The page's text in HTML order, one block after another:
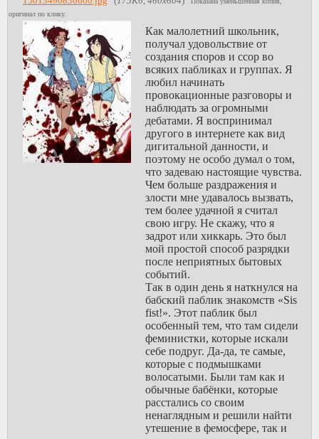
просто пишут "не
знал, что она
пишет такое про
меня, спасибо за
ссылку".
Самый мой
любимый случай
связан с пабликом
знакомств для
феминисток,
называется "Sis
fist". Пролистав
анкеты я наткнулся
на одну
интересную, где
феминистка писала
о ненависти к
своему парню, и
хотела бы найти
подругу, с которой
винца обсуждали
казусы этого
парнишки, так как
её бедную в этом
другие подруги не
поддерживают. И
написано было по
феминистическим
стандартам, и
слово "хуеносец"
было, и шуточки
про нестоячий
оригинал по клику.
Как малолетний школьник,
получал удовольствие от
создания споров и ссор во
всяких пабликах и группах. Я
любил начинать
провокационные разговоры и
наблюдать за огромными
дебатами. Я воспринимал
другого в интернете как вид
дигитальной данности, и
поэтому не особо думал о том,
что задеваю настоящие чувства.
Чем больше раздражения и
злости мне удавалось вызвать,
тем более удачной я считал
свою игру. Не скажу, что я
задрот или хиккарь. Это был
мой простой способ разрядки
после неприятных бытовых
событий.
Так в один день я наткнулся на
бабский паблик знакомств «Sis
fist!». Этот паблик был
особенный тем, что там сидели
феминистки, которые искали
себе подруг. Да-да, те самые,
которые с подмышками
волосатыми. Были там как и
обычные бабёнки, которые
расстались со своим
ненаглядным и решили найти
утешение в фемосфере, так и